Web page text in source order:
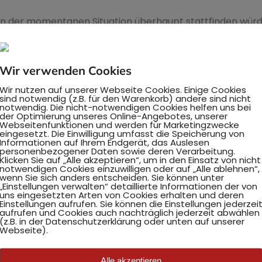
der momentanen Situation überhaupt stattfinden
mit uns hier im Hotel wohnt😉? Ach, ich
Ibiza steht ja für Hippie-Kultur auf den Balearen
abgeholt🙌
nicht mehr auf den Beinen. Also😴wir wollen
Wir verwenden Cookies
Wir nutzen auf unserer Webseite Cookies. Einige Cookies
sind notwendig (z.B. für den Warenkorb) andere sind nicht
notwendig. Die nicht-notwendigen Cookies helfen uns bei
der Optimierung unseres Online-Angebotes, unserer
Webseitenfunktionen und werden für Marketingzwecke
eingesetzt. Die Einwilligung umfasst die Speicherung von
Informationen auf Ihrem Endgerät, das Auslesen
personenbezogener Daten sowie deren Verarbeitung.
Klicken Sie auf „Alle akzeptieren“, um in den Einsatz von nicht
notwendigen Cookies einzuwilligen oder auf „Alle ablehnen“,
wenn Sie sich anders entscheiden. Sie können unter
„Einstellungen verwalten“ detaillierte Informationen der von
uns eingesetzten Arten von Cookies erhalten und deren
Einstellungen aufrufen. Sie können die Einstellungen jederzeit
aufrufen und Cookies auch nachträglich jederzeit abwählen
(z.B. in der Datenschutzerklärung oder unten auf unserer
Webseite).